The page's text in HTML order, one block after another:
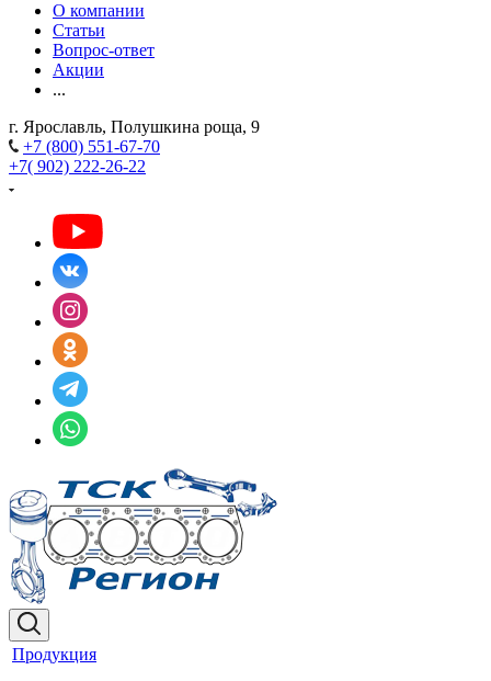
О компании
Статьи
Вопрос-ответ
Акции
...
г. Ярославль, Полушкина роща, 9
+7 (800) 551-67-70
+7( 902) 222-26-22
Продукция